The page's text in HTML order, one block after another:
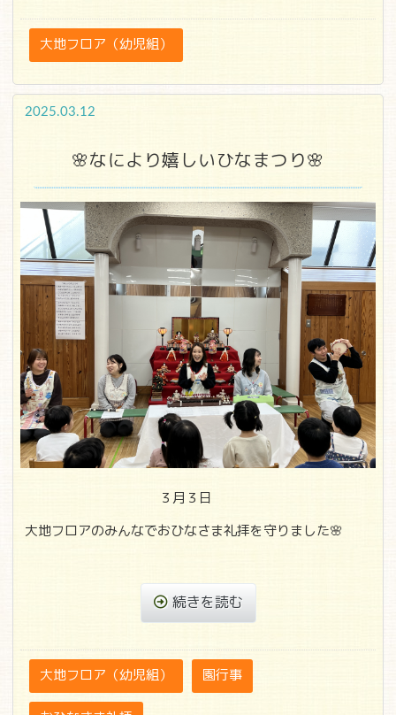
大地フロア（幼児組）
2025.03.12
🌸なにより嬉しいひなまつり🌸
３月３日
大地フロアのみんなでおひなさま礼拝を守りました🌸
続きを読む
大地フロア（幼児組） 園行事